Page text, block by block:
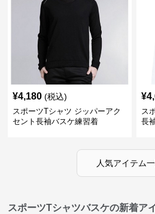
¥4,180 (税込)
スポーツTシャツ ジッパーアク
セント長袖バスケ練習着
¥
ス
長
人気アイテム
スポーツTシャツバスケの新着ア